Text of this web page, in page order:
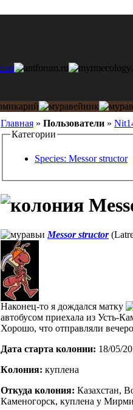
Главная » Пользователи »
Категории
Species: Messor structor
Messor structor
Наконец-то я дождался матку
автобусом приехала из Усть-
Хорошо, что отправляли
Дата старта кoлонии: 18/05/
Кoлония: куплена
Откуда кoлония: Казахстан,
Каменогорск, куплена у